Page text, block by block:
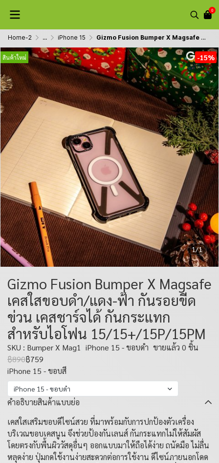
0
Home-2 ... iPhone 15 Gizmo Fusion Bumper X Magsafe เคสใสขอบดำ/แดง-ฟ้า กันรอยขีดข่วน เคสชาร์จได้ กันกระแทก สำหรับไอโฟน 15/15+/15P/15PM
1/1
สินค้าใหม่ -15%
Gizmo Fusion Bumper X Magsafe
เคสใสขอบดำ/แดง-ฟ้า กันรอยขีด
ข่วน เคสชาร์จได้ กันกระแทก
สำหรับไอโฟน 15/15+/15P/15PM
SKU : Bumper X Mag1 iPhone 15 - ขอบดำ ขายแล้ว 0 ชิ้น
฿890฿759
iPhone 15 - ขอบสี
iPhone 15 - ขอบดำ
คำอธิบายสินค้าแบบย่อ
เคสใสเสริมขอบดีไซน์สวย ที่มาพร้อมกับการปกป้องตัวเครื่อง
บริเวณขอบเคสนูน จึงช่วยป้องกันเลนส์ กันกระแทกไม่ให้สัมผัส
โดยตรงกับพื้นผิววัสดุอื่นๆ ออกแบบมาให้ถือได้ง่าย ถนัดมือ ไม่ลื่น
หลุดง่าย ปุ่มกดใช้งานง่ายสะดวกต่อการใช้งาน ดีไซน์ภายนอกโดด